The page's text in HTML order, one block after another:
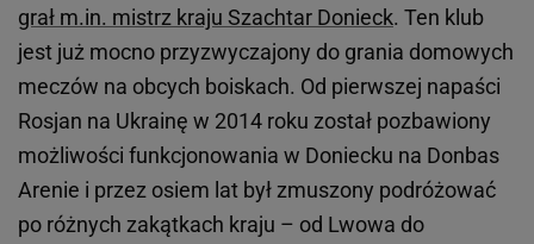
grał m.in. mistrz kraju Szachtar Donieck. Ten klub
jest już mocno przyzwyczajony do grania domowych
meczów na obcych boiskach. Od pierwszej napaści
Rosjan na Ukrainę w 2014 roku został pozbawiony
możliwości funkcjonowania w Doniecku na Donbas
Arenie i przez osiem lat był zmuszony podróżować
po różnych zakątkach kraju – od Lwowa do